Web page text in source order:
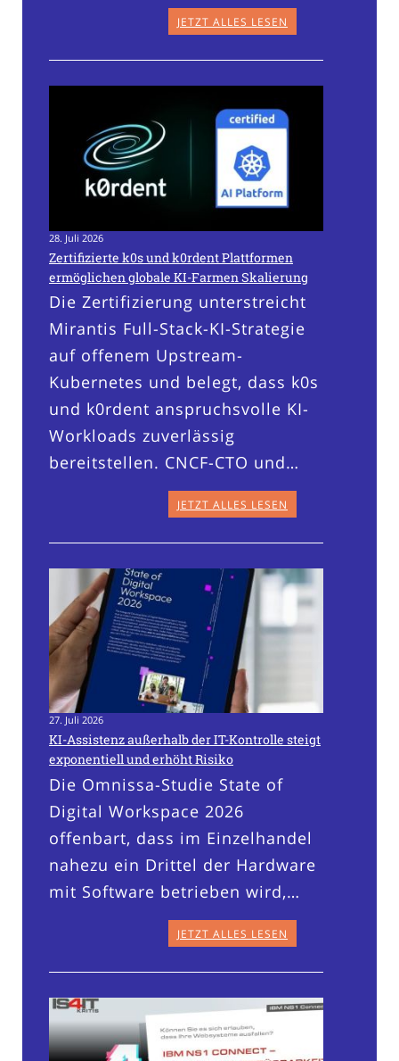
JETZT ALLES LESEN
28. Juli 2026
Zertifizierte k0s und k0rdent Plattformen
ermöglichen globale KI-Farmen Skalierung
Die Zertifizierung unterstreicht
Mirantis Full-Stack-KI-Strategie
auf offenem Upstream-
Kubernetes und belegt, dass k0s
und k0rdent anspruchsvolle KI-
Workloads zuverlässig
bereitstellen. CNCF-CTO und…
JETZT ALLES LESEN
27. Juli 2026
KI-Assistenz außerhalb der IT-Kontrolle steigt
exponentiell und erhöht Risiko
Die Omnissa-Studie State of
Digital Workspace 2026
offenbart, dass im Einzelhandel
nahezu ein Drittel der Hardware
mit Software betrieben wird,…
JETZT ALLES LESEN